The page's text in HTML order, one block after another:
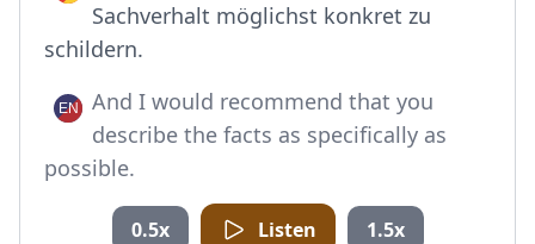
Sachverhalt möglichst konkret zu
schildern.
And I would recommend that you
describe the facts as specifically as
possible.
0.5x Listen 1.5x